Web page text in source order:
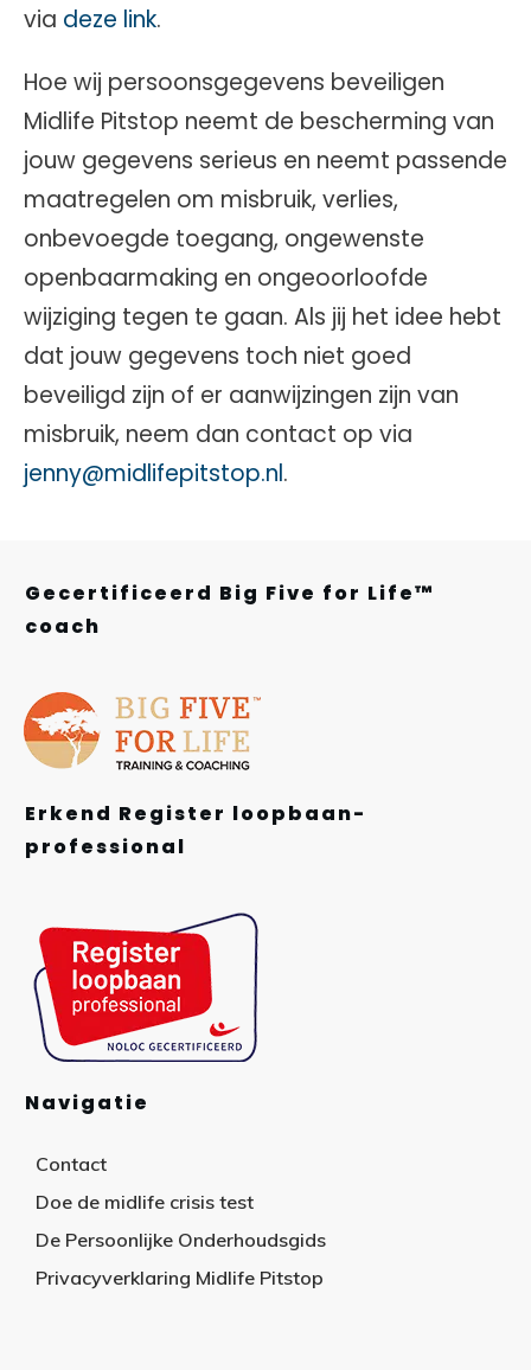
via deze link.
Hoe wij persoonsgegevens beveiligen
Midlife Pitstop neemt de bescherming van
jouw gegevens serieus en neemt passende
maatregelen om misbruik, verlies,
onbevoegde toegang, ongewenste
openbaarmaking en ongeoorloofde
wijziging tegen te gaan. Als jij het idee hebt
dat jouw gegevens toch niet goed
beveiligd zijn of er aanwijzingen zijn van
misbruik, neem dan contact op via
jenny@midlifepitstop.nl.
Gecertificeerd Big Five for Life™
coach
Erkend Register loopbaan-
professional
Navigatie
Contact
Doe de midlife crisis test
De Persoonlijke Onderhoudsgids
Privacyverklaring Midlife Pitstop